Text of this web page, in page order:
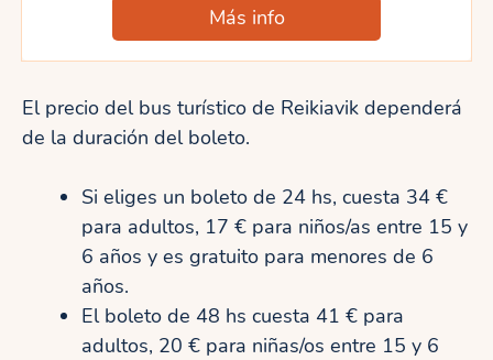
Más info
El precio del bus turístico de Reikiavik dependerá
de la duración del boleto.
Si eliges un boleto de 24 hs, cuesta 34 €
para adultos, 17 € para niños/as entre 15 y
6 años y es gratuito para menores de 6
años.
El boleto de 48 hs cuesta 41 € para
adultos, 20 € para niñas/os entre 15 y 6